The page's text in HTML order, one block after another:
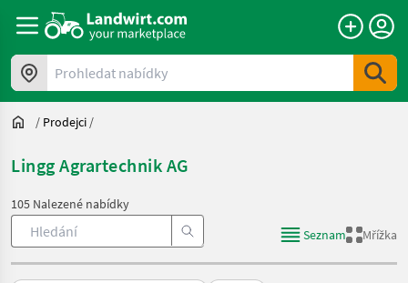
Prohledat nabídky
/ Prodejci /
Lingg Agrartechnik AG
105 Nalezené nabídky
Seznam
Mřížka